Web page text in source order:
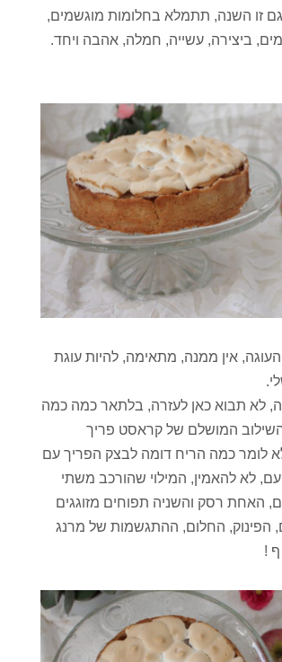
זו השנה, תתמלא בחלומות מוגשמים,
ביצירה, עשייה, חמלה, אהבה ויחד.
אין ממנה, מתאימה, להיות עוגת
לא תבוא כאן לעזרה, בלתאר כמה כמה
המושלם של קראסט פריך
לומר כמה הריח דומה לבצק הפריך עם
לא להאמין, המילוי שהורכב משתי
האחת רסק והשניה תפוחים מזוגגים
הפינוק, החלום, ההתגשמות של מרנג
ף !